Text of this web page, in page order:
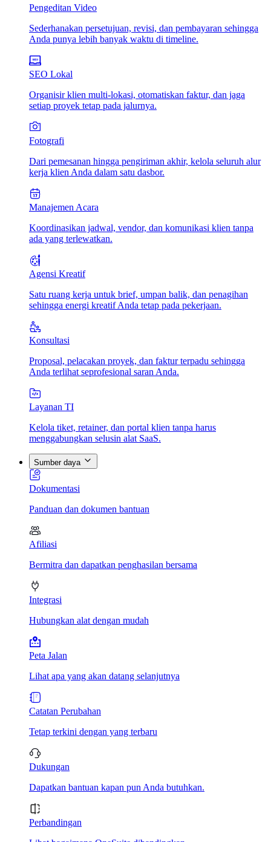
Pengeditan Video
Sederhanakan persetujuan, revisi, dan pembayaran sehingga
Anda punya lebih banyak waktu di timeline.
SEO Lokal
Organisir klien multi-lokasi, otomatiskan faktur, dan jaga
setiap proyek tetap pada jalurnya.
Fotografi
Dari pemesanan hingga pengiriman akhir, kelola seluruh alur
kerja klien Anda dalam satu dasbor.
Manajemen Acara
Koordinasikan jadwal, vendor, dan komunikasi klien tanpa
ada yang terlewatkan.
Agensi Kreatif
Satu ruang kerja untuk brief, umpan balik, dan penagihan
sehingga energi kreatif Anda tetap pada pekerjaan.
Konsultasi
Proposal, pelacakan proyek, dan faktur terpadu sehingga
Anda terlihat seprofesional saran Anda.
Layanan TI
Kelola tiket, retainer, dan portal klien tanpa harus
menggabungkan selusin alat SaaS.
Sumber daya
Dokumentasi
Panduan dan dokumen bantuan
Afiliasi
Bermitra dan dapatkan penghasilan bersama
Integrasi
Hubungkan alat dengan mudah
Peta Jalan
Lihat apa yang akan datang selanjutnya
Catatan Perubahan
Tetap terkini dengan yang terbaru
Dukungan
Dapatkan bantuan kapan pun Anda butuhkan.
Perbandingan